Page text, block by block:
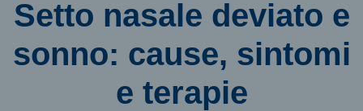
Setto nasale deviato e
sonno: cause, sintomi
e terapie